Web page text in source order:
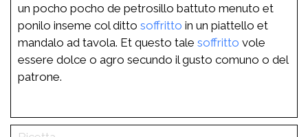
un pocho pocho de petrosillo battuto menuto et
ponilo inseme col ditto soffritto in un piattello et
mandalo ad tavola. Et questo tale soffritto vole
essere dolce o agro secundo il gusto comuno o del
patrone.